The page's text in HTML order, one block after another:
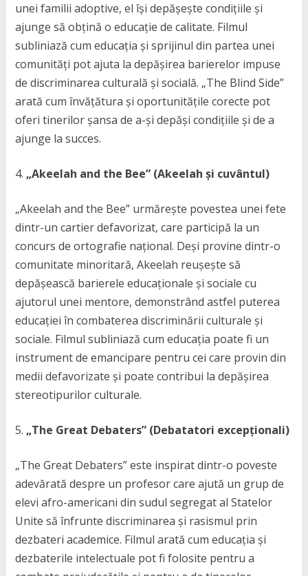
unei familii adoptive, el își depășește condițiile și
ajunge să obțină o educație de calitate. Filmul
subliniază cum educația și sprijinul din partea unei
comunități pot ajuta la depășirea barierelor impuse
de discriminarea culturală și socială. „The Blind Side”
arată cum învățătura și oportunitățile corecte pot
oferi tinerilor șansa de a-și depăși condițiile și de a
ajunge la succes.
„Akeelah and the Bee” (Akeelah și cuvântul)
„Akeelah and the Bee” urmărește povestea unei fete
dintr-un cartier defavorizat, care participă la un
concurs de ortografie național. Deși provine dintr-o
comunitate minoritară, Akeelah reușește să
depășească barierele educaționale și sociale cu
ajutorul unei mentore, demonstrând astfel puterea
educației în combaterea discriminării culturale și
sociale. Filmul subliniază cum educația poate fi un
instrument de emancipare pentru cei care provin din
medii defavorizate și poate contribui la depășirea
stereotipurilor culturale.
„The Great Debaters” (Debatatori excepționali)
„The Great Debaters” este inspirat dintr-o poveste
adevărată despre un profesor care ajută un grup de
elevi afro-americani din sudul segregat al Statelor
Unite să înfrunte discriminarea și rasismul prin
dezbateri academice. Filmul arată cum educația și
dezbaterile intelectuale pot fi folosite pentru a